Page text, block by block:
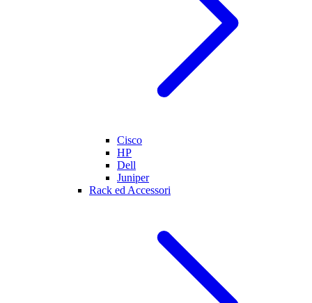
Cisco
HP
Dell
Juniper
Rack ed Accessori